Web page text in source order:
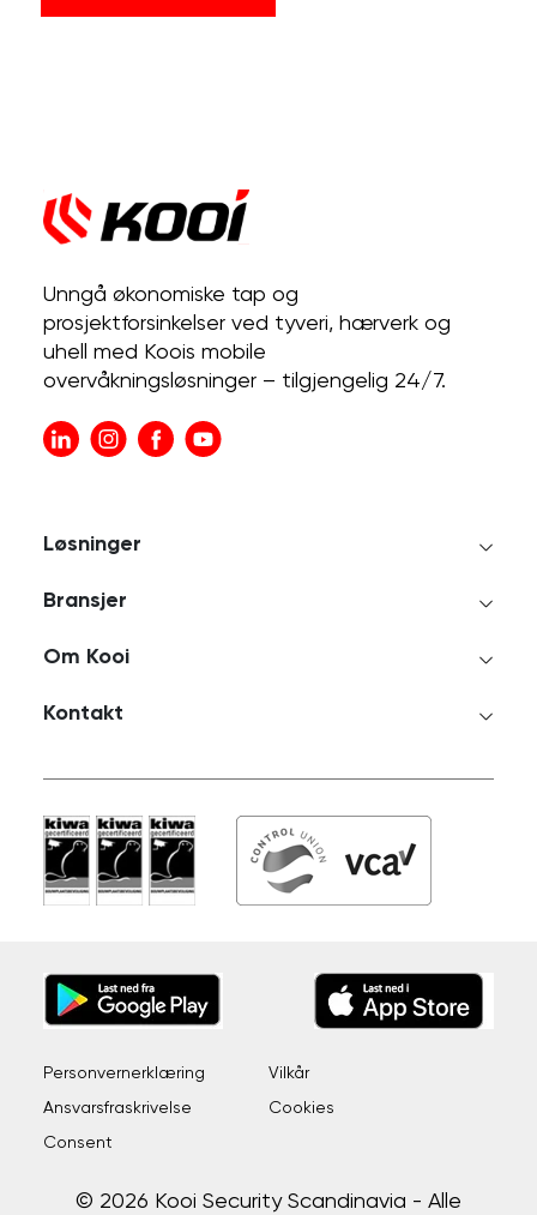
Unngå økonomiske tap og
prosjektforsinkelser ved tyveri, hærverk og
uhell med Koois mobile
overvåkningsløsninger – tilgjengelig 24/7.
Løsninger
Bransjer
Om Kooi
Kontakt
Personvernerklæring Vilkår
Ansvarsfraskrivelse Cookies
Consent
© 2026 Kooi Security Scandinavia - Alle